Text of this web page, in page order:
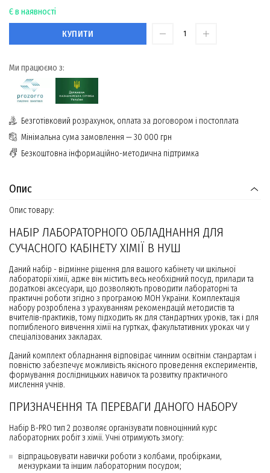
Є в наявності
КУПИТИ
Ми працюємо з:
Безготівковий розрахунок, оплата за договором і постоплата
Мінімальна сума замовлення — 30 000 грн
Безкоштовна інформаційно-методична підтримка
Опис
Опис товару:
НАБІР ЛАБОРАТОРНОГО ОБЛАДНАННЯ ДЛЯ
СУЧАСНОГО КАБІНЕТУ ХІМІЇ В НУШ
Даний набір - відмінне рішення для вашого кабінету чи шкільної
лабораторії хімії, адже він містить весь необхідний посуд, прилади та
додаткові аксесуари, що дозволяють проводити лабораторні та
практичні роботи згідно з програмою МОН України. Комплектація
набору розроблена з урахуванням рекомендацій методистів та
вчителів-практиків, тому підходить як для стандартних уроків, так і для
поглибленого вивчення хімії на гуртках, факультативних уроках чи у
спеціалізованих закладах.
Даний комплект обладнання відповідає чинним освітнім стандартам і
повністю забезпечує можливість якісного проведення експериментів,
формування дослідницьких навичок та розвитку практичного
мислення учнів.
ПРИЗНАЧЕННЯ ТА ПЕРЕВАГИ ДАНОГО НАБОРУ
Набір B-PRO тип 2 дозволяє організувати повноцінний курс
лабораторних робіт з хімії. Учні отримують змогу:
відпрацьовувати навички роботи з колбами, пробірками,
мензурками та іншим лабораторним посудом;